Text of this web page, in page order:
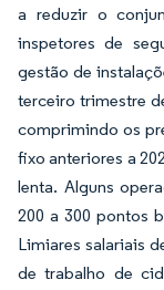
a reduzir o
inspetores de
gestão de
terceiro trimestre
comprimindo os
fixo anteriores a
lenta. Alguns
200 a 300 pontos
Limiares salariais
de trabalho de